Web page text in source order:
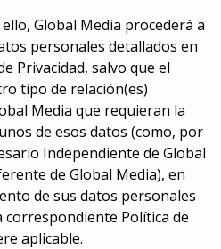
Global Media procederá a
personales detallados en
Privacidad, salvo que el
tipo de relación(es)
Media que requieran la
de esos datos (como, por
Independiente de Global
de Global Media), en
de sus datos personales
Política de
aplicable.